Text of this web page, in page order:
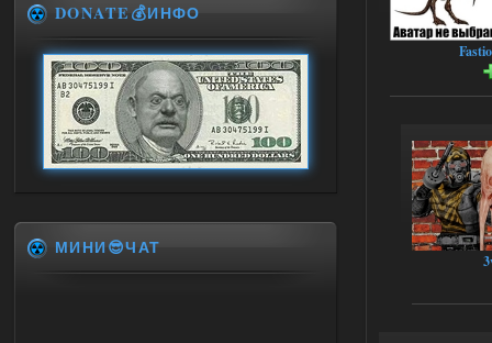
DONATE💰ИНФО
МИНИ😎ЧАТ